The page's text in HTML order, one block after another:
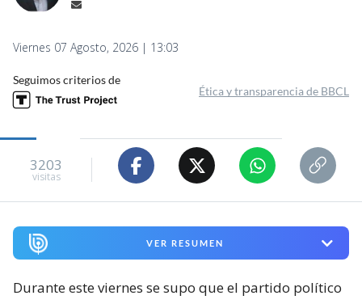
Viernes 07 Agosto, 2026 | 13:03
Seguimos criterios de
Ética y transparencia de BBCL
3203
visitas
VER RESUMEN
Durante este viernes se supo que el partido político